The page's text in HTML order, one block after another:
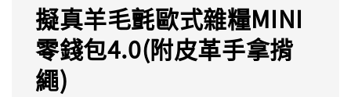
擬真羊毛氈歐式雜糧MINI
零錢包4.0(附皮革手拿揹
繩)